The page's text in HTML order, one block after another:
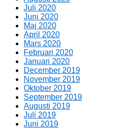
Juli 2020
Juni 2020
Maj 2020
April 2020
Mars 2020
Februari 2020
Januari 2020
December 2019
November 2019
Oktober 2019
September 2019
Augusti 2019
Juli 2019
Juni 2019